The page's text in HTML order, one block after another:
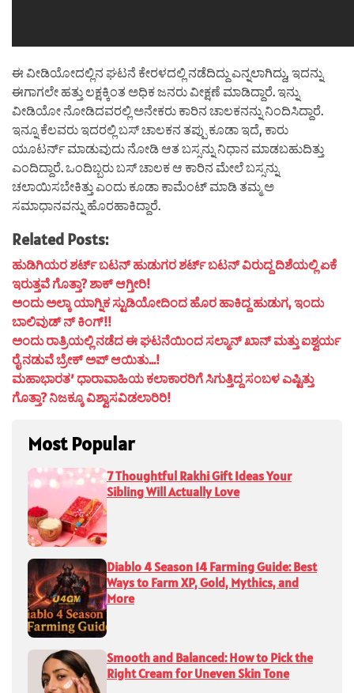
ಈ ವೀಡಿಯೋದಲ್ಲಿನ ಘಟನೆ ಕೇರಳದಲ್ಲಿ ನಡೆದಿದ್ದು ಎನ್ನಲಾಗಿದ್ದು, ಇದನ್ನು
ಈಗಾಗಲೇ ಹತ್ತು ಲಕ್ಷಕ್ಕಿಂತ ಅಧಿಕ ಜನರು ವೀಕ್ಷಣೆ ಮಾಡಿದ್ದಾರೆ. ಇನ್ನು
ವೀಡಿಯೋ ನೋಡಿದವರಲ್ಲಿ ಅನೇಕರು ಕಾರಿನ ಚಾಲಕನನ್ನು ನಿಂದಿಸಿದ್ದಾರೆ.
ಇನ್ನೂ ಕೆಲವರು ಇದರಲ್ಲಿ ಬಸ್ ಚಾಲಕನ ತಪ್ಪು ಕೂಡಾ ಇದೆ, ಕಾರು
ಯೂಟರ್ನ್ ಮಾಡುವುದು ನೋಡಿ ಆತ ಬಸ್ಸನ್ನು ನಿಧಾನ ಮಾಡಬಹುದಿತ್ತು
ಎಂದಿದ್ದಾರೆ. ಒಂದಿಬ್ಬರು ಬಸ್ ಚಾಲಕ ಆ ಕಾರಿನ ಮೇಲೆ ಬಸ್ಸನ್ನು
ಚಲಾಯಿಸಬೇಕಿತ್ತು ಎಂದು ಕೂಡಾ ಕಾಮೆಂಟ್ ಮಾಡಿ ತಮ್ಮ ಅ
ಸಮಾಧಾನವನ್ನು ಹೊರಹಾಕಿದ್ದಾರೆ.
Related Posts:
ಹುಡಿಗಿಯರ ಶರ್ಟ್ ಬಟನ್ ಹುಡುಗರ ಶರ್ಟ್ ಬಟನ್ ವಿರುದ್ದ ದಿಶೆಯಲ್ಲಿ ಏಕೆ
ಇರುತ್ತವೆ ಗೊತ್ತಾ? ಶಾಕ್ ಆಗ್ತೀರಿ!
ಅಂದು ಅಲ್ಕಾ ಯಾಗ್ನಿಕ ಸ್ಟುಡಿಯೋದಿಂದ ಹೊರ ಹಾಕಿದ್ದ ಹುಡುಗ, ಇಂದು
ಬಾಲಿವುಡ್ ನ್ ಕಿಂಗ್!!
ಅಂದು ರಾತ್ರಿಯಲ್ಲಿ ನಡೆದ ಈ ಘಟನೆಯಿಂದ ಸಲ್ಮಾನ್ ಖಾನ್ ಮತ್ತು ಐಶ್ವರ್ಯ
ರೈ ನಡುವೆ ಬ್ರೇಕ್ ಅಪ್ ಆಯಿತು…!
ಮಹಾಭಾರತ’ ಧಾರಾವಾಹಿಯ ಕಲಾಕಾರರಿಗೆ ಸಿಗುತ್ತಿದ್ದ ಸಂಬಳ ಎಷ್ಟಿತ್ತು
ಗೊತ್ತಾ? ನಿಜಕ್ಕೂ ವಿಶ್ವಾಸವಿಡಲಾರಿರಿ!
Most Popular
7 Thoughtful Rakhi Gift Ideas Your
Sibling Will Actually Love
Diablo 4 Season 14 Farming Guide: Best
Ways to Farm XP, Gold, Mythics, and
More
Smooth and Balanced: How to Pick the
Right Cream for Uneven Skin Tone